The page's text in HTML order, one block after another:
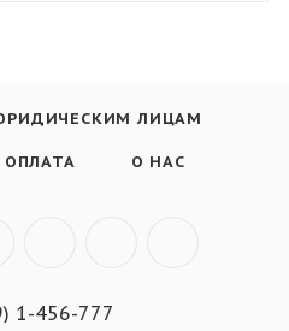
ЛИЦАМ
ОПЛАТА О НАС
1-456-777